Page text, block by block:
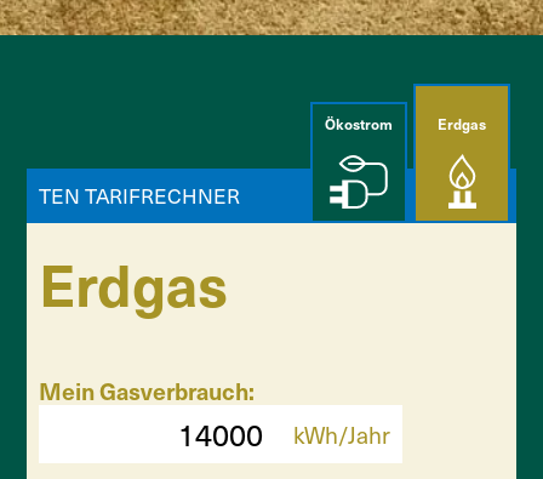
Ökostrom Erdgas
Erdgas
Mein Gasverbrauch:
kWh/Jahr